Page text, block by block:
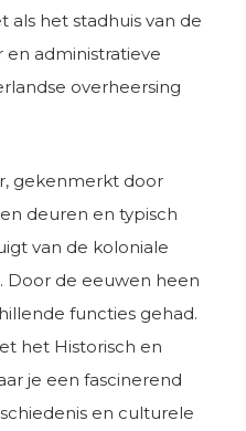
als het stadhuis van de
administratieve
overheersing
gekenmerkt door
deuren en typisch
van de koloniale
Door de eeuwen heen
functies gehad.
het Historisch en
je een fascinerend
en culturele